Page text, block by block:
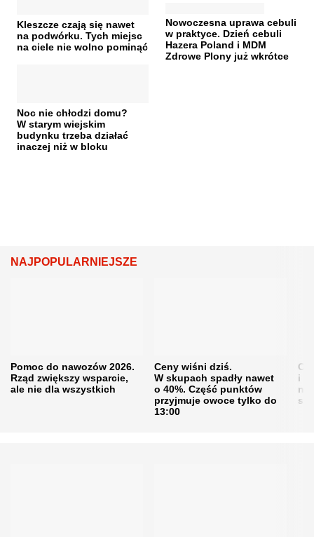
Kleszcze czają się nawet
na podwórku. Tych miejsc
na ciele nie wolno pominąć
Nowoczesna uprawa cebuli
w praktyce. Dzień cebuli
Hazera Poland i MDM
Zdrowe Plony już wkrótce
Noc nie chłodzi domu?
W starym wiejskim
budynku trzeba działać
inaczej niż w bloku
NAJPOPULARNIEJSZE
Pomoc do nawozów 2026.
Rząd zwiększy wsparcie,
ale nie dla wszystkich
Ceny wiśni dziś.
W skupach spadły nawet
o 40%. Część punktów
przyjmuje owoce tylko do
13:00
i